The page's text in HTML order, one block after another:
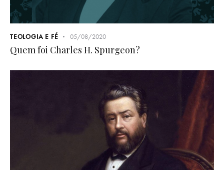
TEOLOGIA E FÉ 05/08/2020
Quem foi Charles H. Spurgeon?